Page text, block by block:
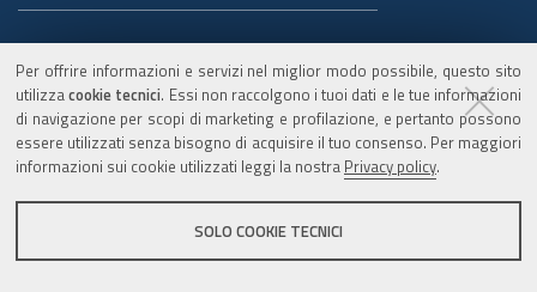
Per offrire informazioni e servizi nel miglior modo possibile, questo sito
utilizzacookie tecnici. Essi non raccolgono i tuoi dati e le tue informazioni
di navigazione per scopi di marketing e profilazione, e pertanto possono
essere utilizzati senza bisogno di acquisire il tuo consenso. Per maggiori
informazioni sui cookie utilizzati leggi la nostra Privacy policy.
SOLO COOKIE TECNICI
Note legali e copyright
Privacy e Cookie
Dichiarazione di accessibilità